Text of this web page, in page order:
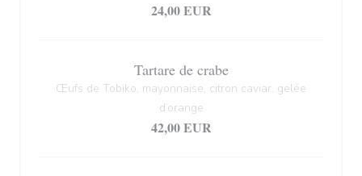
24,00 EUR
Tartare de crabe
Œufs de Tobiko, mayonnaise, citron caviar, gelée
d’orange
42,00 EUR